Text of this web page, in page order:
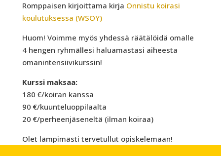
Romppaisen kirjoittama kirja Onnistu koirasi
koulutuksessa (WSOY)
Huom! Voimme myös yhdessä räätälöidä omalle
4 hengen ryhmällesi haluamastasi aiheesta
omanintensiivikurssin!
Kurssi maksaa:
180 €/koiran kanssa
90 €/kuunteluoppilaalta
20 €/perheenjäseneltä (ilman koiraa)
Olet lämpimästi tervetullut opiskelemaan!